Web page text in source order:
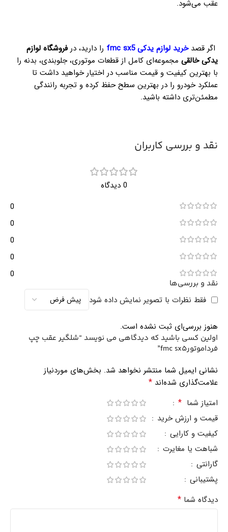
عقب می‌شود.
اگر قصدخرید لوازم یدکی fmc sx5 را دارید، درفروشگاه لوازم
یدکی خالقی مجموعه‌ای کامل از قطعات موتوری، جلوبندی، بدنه را
با بهترین کیفیت و قیمت مناسب در اختیار خواهید داشت تا
عملکرد خودرو را در بهترین سطح حفظ کرده و تجربه رانندگی
مطمئن‌تری داشته باشید.
نقد و بررسی کاربران
0 دیدگاه
0
0
0
0
0
نقد و بررسی‌ها
فقط نظرات با تصویر نمایش داده شود
هنوز بررسی‌ای ثبت نشده است.
اولین کسی باشید که دیدگاهی می نویسد “شلگیر عقب چپ
فرداموتورfmc sx5”
نشانی ایمیل شما منتشر نخواهد شد. بخش‌های موردنیاز
علامت‌گذاری شده‌اند *
امتیاز شما *
قیمت و ارزش خرید
کیفیت و کارایی
شباهت یا مغایرت
گارانتی
پشتیبانی
دیدگاه شما *